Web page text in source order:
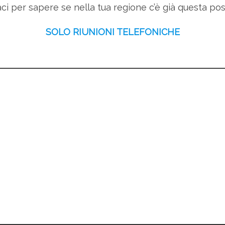
per sapere se nella tua regione c’è già questa
SOLO RIUNIONI TELEFONICHE